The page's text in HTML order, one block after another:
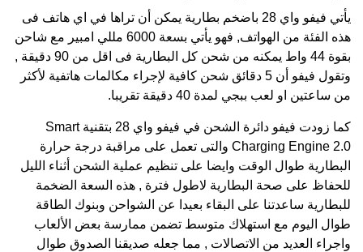
يأتي فيفو واي 28 باضخم بطارية يمكن أن تراها في اي هاتف فى
هذه الفئة من الهواتف, فهو يأتي بسعة 6000 مللي امبير مع شاحن
بقوة 44 واط يمكنه من شحن كل البطارية فى اقل من 90 دقيقة ,
وتقول فيفو أن 5 دقائق شحن كافية لإجراء مكالمات هاتفية لأكثر
من ساعتين او لعب ببجي لمدة 40 دقيقة تقريبا.
كما زودت فيفو دائرة الشحن في فيفو واي 28 بتقنية Smart
Charging Engine 2.0 والتى تعمل على مراقبة درجة حرارة
البطارية طوال الوقت وايضا على تنظيم عملية الشحن أثناء الليل
للحفاظ على صحة البطارية لاطول فترة , هذه السعة الضخمة
للبطارية ساعدتنا على البقاء بعيدا عن الشواحن وبنوك الطاقة
طوال اليوم مع استهلاك متوسط تضمن ممارسة بعض الألعاب
واجراء العديد من الاتصالات , مما جعله صديقنا الصدوق طوال